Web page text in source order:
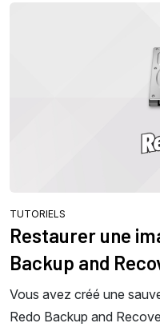
TUTORIELS
Restaurer une
Backup and
Vous avez créé une
Redo Backup and